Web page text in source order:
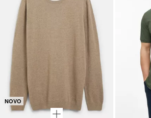
NOVO